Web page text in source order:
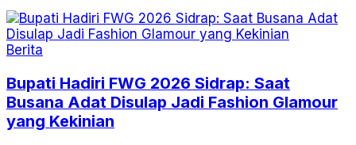
Berita
Bupati Hadiri FWG 2026 Sidrap: Saat
Busana Adat Disulap Jadi Fashion Glamour
yang Kekinian